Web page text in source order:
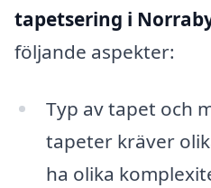
tapetsering i
följande aspekter:
Typ av tapet och
tapeter kräver
ha olika